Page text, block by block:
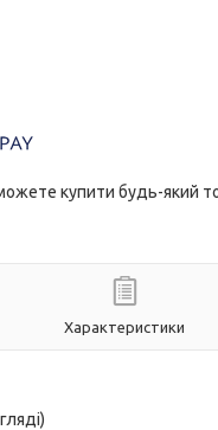
купити будь-який
Характеристики